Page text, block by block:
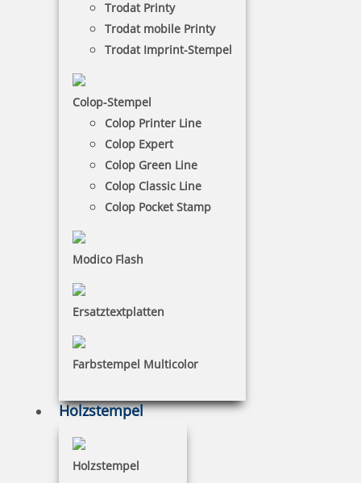
Trodat Printy
Trodat mobile Printy
Trodat Imprint-Stempel
Colop-Stempel
Colop Printer Line
Colop Expert
Colop Green Line
Colop Classic Line
Colop Pocket Stamp
Modico Flash
Ersatztextplatten
Farbstempel Multicolor
Holzstempel
Holzstempel
Metallstempelfarbe
Diese Stempelfarben sind sehr gut geeignet für
Bereiche der Industrie.
NACH WUNSCHSTEMPEL FILTERN